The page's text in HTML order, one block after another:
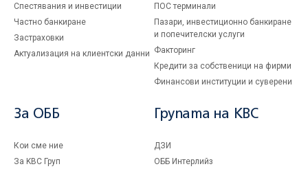
Спестявания и инвестиции
Частно банкиране
Застраховки
Актуализация на клиентски данни
ПОС терминали
Пазари, инвестиционно банкиране
и попечителски услуги
Факторинг
Кредити за собственици на фирми
Финансови институции и суверени
За ОББ
Кои сме ние
За KBC Груп
Групата на KBC
ДЗИ
ОББ Интерлийз